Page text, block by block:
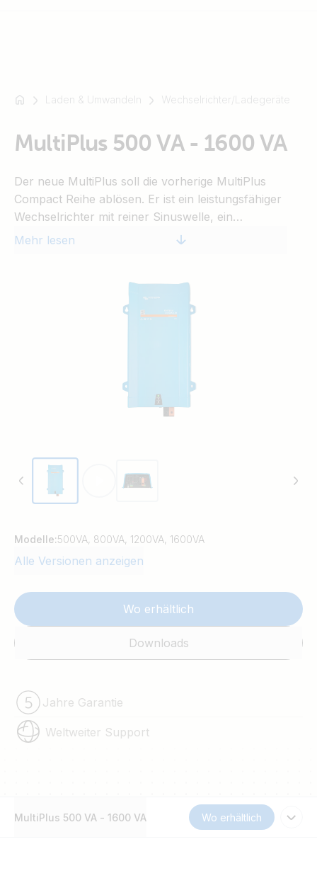
Zum
SmartSolar
Multiplus-
Orion
SmartShunt
Laden & Umwandeln Wechselrichter/Ladegeräte
MultiPlus 500 VA - 1600 VA
Der neue MultiPlus soll die vorherige MultiPlus
Compact Reihe ablösen. Er ist ein leistungsfähiger
Wechselrichter mit reiner Sinuswelle, ein
fortschrittlicher Batterielader, der die adaptive
Transferschalter in einem einzigen kompakten
Mehr lesen
Modelle:500VA, 800VA, 1200VA, 1600VA
Alle Versionen anzeigen
Wo erhältlich
Downloads
Jahre Garantie
Weltweiter Support
MultiPlus 500 VA - 1600 VA Wo erhältlich